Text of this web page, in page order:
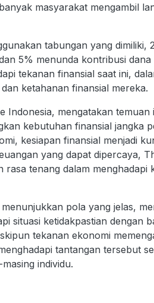
masyarakat mengambil
tabungan yang dimiliki,
5% menunda kontribusi
tekanan finansial saat ini,
ketahanan finansial mereka.
mengatakan temuan
kebutuhan finansial jangka
kesiapan finansial menjadi
yang dapat dipercaya,
tenang dalam menghadapi
pola yang jelas,
situasi ketidakpastian dengan
tekanan ekonomi
tantangan tersebut
individu.